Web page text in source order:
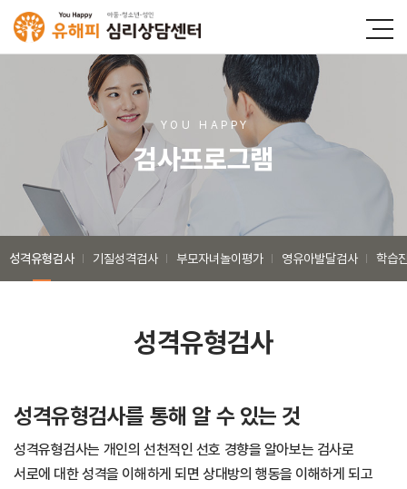
YOU HAPPY
검사프로그램
성격유형검사 기질성격검사 부모자녀놀이평가 영유아발달검사 학습
성격유형검사
성격유형검사를 통해 알 수 있는 것
성격유형검사는 개인의 선천적인 선호 경향을 알아보는 검사로
서로에 대한 성격을 이해하게 되면 상대방의 행동을 이해하게 되고